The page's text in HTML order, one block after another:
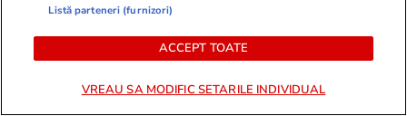
ZiaruldeIasi.ro Fanatik.ro
Listă parteneri (furnizori)
ACCEPT TOATE
VREAU SA MODIFIC SETARILE INDIVIDUAL